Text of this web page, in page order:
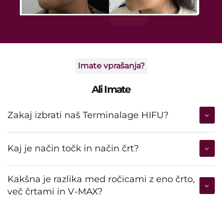
Imate vprašanja?
Ali Imate
Zakaj izbrati naš Terminalage HIFU?
Kaj je način točk in način črt?
Kakšna je razlika med ročicami z eno črto,
več črtami in V-MAX?